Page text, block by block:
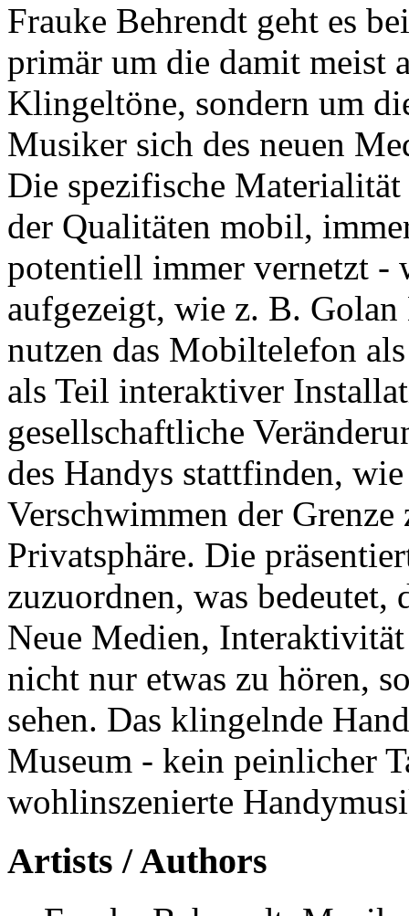
Frauke Behrendt geht es
primär um die damit meist
Klingeltöne, sondern um
Musiker sich des neuen
Die spezifische
der Qualitäten mobil,
potentiell immer vernetzt -
aufgezeigt, wie z. B.
nutzen das Mobiltelefon
als Teil interaktiver
gesellschaftliche
des Handys stattfinden,
Verschwimmen der
Privatsphäre. Die
zuzuordnen, was bedeutet,
Neue Medien,
nicht nur etwas zu hören,
sehen. Das klingelnde
Museum - kein peinlicher
wohlinszenierte
Artists / Authors